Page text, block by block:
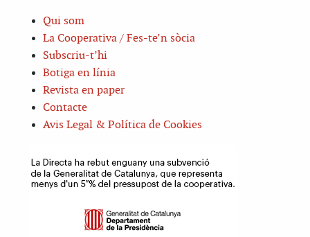
Qui som
La Cooperativa / Fes-te’n sòcia
Subscriu-t’hi
Botiga en línia
Revista en paper
Contacte
Avis Legal & Política de Cookies